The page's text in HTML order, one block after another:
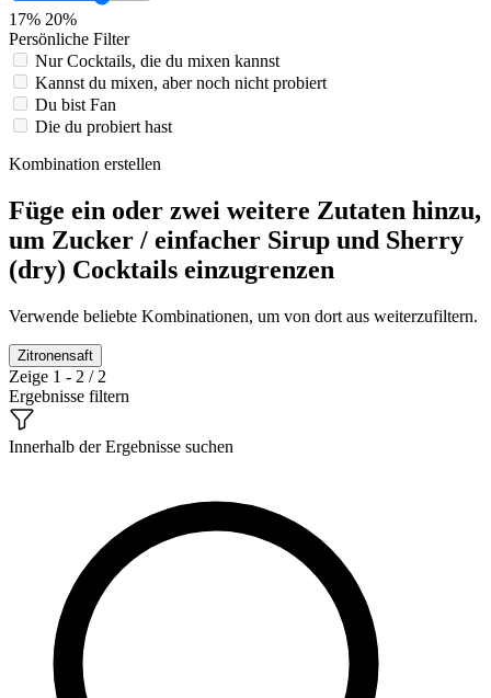
17% 20%
Persönliche Filter
Nur Cocktails, die du mixen kannst
Kannst du mixen, aber noch nicht probiert
Du bist Fan
Die du probiert hast
Kombination erstellen
Füge ein oder zwei weitere Zutaten hinzu,
um Zucker / einfacher Sirup und Sherry
(dry) Cocktails einzugrenzen
Verwende beliebte Kombinationen, um von dort aus weiterzufiltern.
Zitronensaft
Zeige 1 - 2 / 2
Ergebnisse filtern
Innerhalb der Ergebnisse suchen